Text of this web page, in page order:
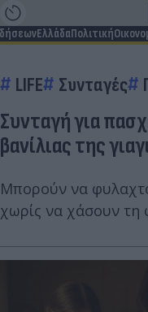
ΕλλάδαΠολιτική
LIFE Συνταγές
Συνταγή για
βανίλιας της
Μπορούν να
χωρίς να χάσουν τη